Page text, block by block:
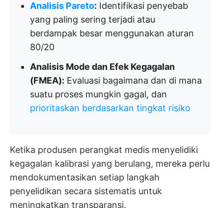
Analisis Pareto: Identifikasi penyebab
yang paling sering terjadi atau
berdampak besar menggunakan aturan
80/20
Analisis Mode dan Efek Kegagalan
(FMEA): Evaluasi bagaimana dan di mana
suatu proses mungkin gagal, dan
prioritaskan berdasarkan tingkat risiko
Ketika produsen perangkat medis menyelidiki
kegagalan kalibrasi yang berulang, mereka perlu
mendokumentasikan setiap langkah
penyelidikan secara sistematis untuk
meningkatkan transparansi.